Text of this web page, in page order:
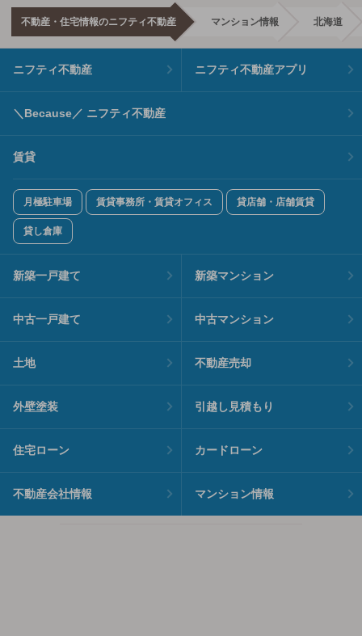
不動産・住宅情報のニフティ不動産 マンション情報 北海道
ニフティ不動産 ニフティ不動産アプリ
＼Because／ ニフティ不動産
賃貸
月極駐車場 賃貸事務所・賃貸オフィス 貸店舗・店舗賃貸
貸し倉庫
新築一戸建て 新築マンション
中古一戸建て 中古マンション
土地 不動産売却
外壁塗装 引越し見積もり
住宅ローン カードローン
不動産会社情報 マンション情報